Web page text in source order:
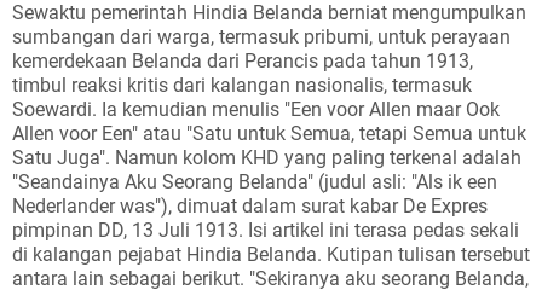
Sewaktu pemerintah Hindia Belanda berniat mengumpulkan
sumbangan dari warga, termasuk pribumi, untuk perayaan
kemerdekaan Belanda dari Perancis pada tahun 1913,
timbul reaksi kritis dari kalangan nasionalis, termasuk
Soewardi. Ia kemudian menulis "Een voor Allen maar Ook
Allen voor Een" atau "Satu untuk Semua, tetapi Semua untuk
Satu Juga". Namun kolom KHD yang paling terkenal adalah
"Seandainya Aku Seorang Belanda" (judul asli: "Als ik een
Nederlander was"), dimuat dalam surat kabar De Expres
pimpinan DD, 13 Juli 1913. Isi artikel ini terasa pedas sekali
di kalangan pejabat Hindia Belanda. Kutipan tulisan tersebut
antara lain sebagai berikut. "Sekiranya aku seorang Belanda,